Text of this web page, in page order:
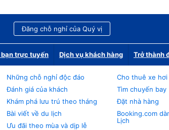
Đăng chỗ nghỉ của Quý vị
trực tuyến Dịch vụ khách hàng Trở thành
Những chỗ nghỉ độc đáo
Đánh giá của khách
Khám phá lưu trú theo tháng
Bài viết về du lịch
Ưu đãi theo mùa và dịp lễ
Cho thuê xe hơi
Tìm chuyến bay
Đặt nhà hàng
Booking.com
Lịch